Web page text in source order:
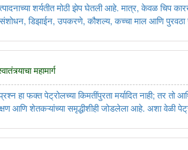
शर्यतीत मोठी झेप घेतली आहे. मात्र, केवळ चिप
संशोधन, डिझाईन, उपकरणे, कौशल्य, कच्चा माल आणि पुरवठा
महामार्ग
हा फक्त पेट्रोलच्या किमतींपुरता मर्यादित नाही; तर तो
आणि शेतकऱ्यांच्या समृद्धीशीही जोडलेला आहे. अशा वेळी